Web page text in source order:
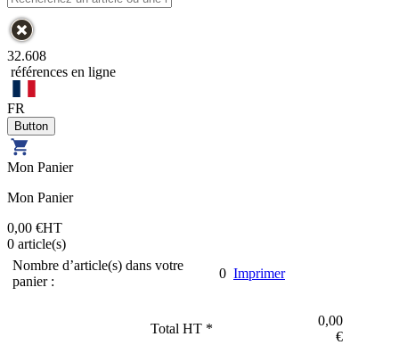
32.608
références en ligne
FR
Mon Panier
Mon Panier
0,00 €HT
0 article(s)
Nombre d’article(s) dans votre
panier :
0 Imprimer
Total HT *
0,00
€